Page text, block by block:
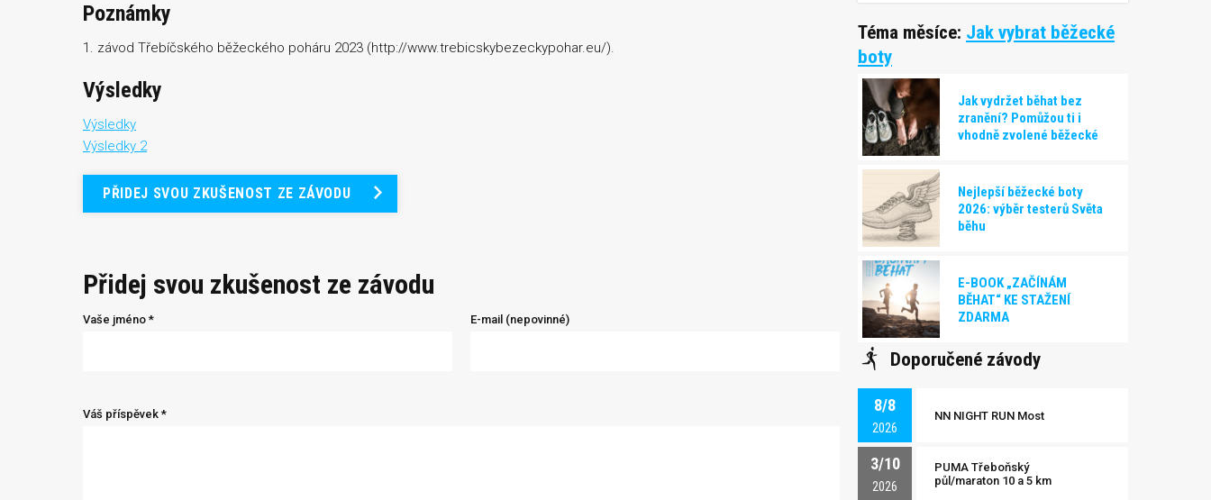
Poznámky
1. závod Třebíčského běžeckého poháru 2023 (http://www.trebicskybezeckypohar.eu/).
Výsledky
Výsledky
Výsledky 2
PŘIDEJ SVOU ZKUŠENOST ZE ZÁVODU
Přidej svou zkušenost ze závodu
Vaše jméno * E-mail (nepovinné)
Váš příspěvek *
Téma měsíce: Jak vybrat běžecké
boty
Jak vydržet běhat bez
zranění? Pomůžou ti i
vhodně zvolené běžecké
Nejlepší běžecké boty
2026: výběr testerů Světa
běhu
E-BOOK „ZAČÍNÁM
BĚHAT“ KE STAŽENÍ
ZDARMA
Doporučené závody
8/8
2026
NN NIGHT RUN Most
3/10
2026
PUMA Třeboňský
půl/maraton 10 a 5 km